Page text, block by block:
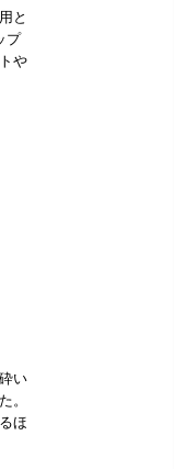
と
プ
や
い
。
ほ